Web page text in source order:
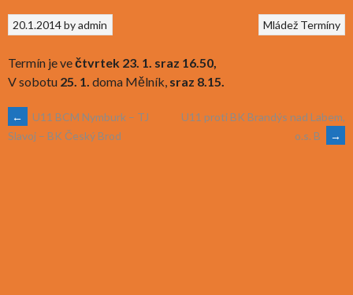
Mládež Termíny
20.1.2014byadmin
Termín je večtvrtek 23. 1. sraz 16.50,
V sobotu 25. 1. doma Mělník, sraz 8.15.
POST
←
U11 BCM Nymburk – TJ
Slavoj – BK Český Brod
U11 proti BK Brandýs nad Labem,
o.s. B
→